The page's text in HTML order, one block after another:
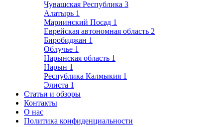
Чувашская Республика 3
Алатырь 1
Мариинский Посад 1
Еврейская автономная область 2
Биробиджан 1
Облучье 1
Нарынская область 1
Нарын 1
Республика Калмыкия 1
Элиста 1
Статьи и обзоры
Контакты
О нас
Политика конфиденциальности